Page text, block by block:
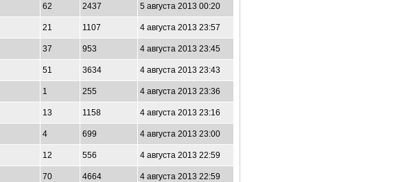
62 2437 5 августа 2013 00:20
21 1107 4 августа 2013 23:57
37 953 4 августа 2013 23:45
51 3634 4 августа 2013 23:43
1 255 4 августа 2013 23:36
13 1158 4 августа 2013 23:16
4 699 4 августа 2013 23:00
12 556 4 августа 2013 22:59
70 4664 4 августа 2013 22:59